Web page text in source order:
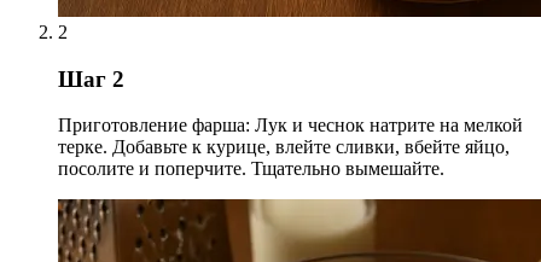
2
Шаг 2
Приготовление фарша: Лук и чеснок натрите на мелкой
терке. Добавьте к курице, влейте сливки, вбейте яйцо,
посолите и поперчите. Тщательно вымешайте.